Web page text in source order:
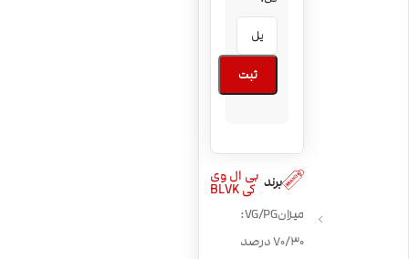
ثبت
برند بی ال وی
کی BLVK
میزان VG/PG:
70/30 درصد